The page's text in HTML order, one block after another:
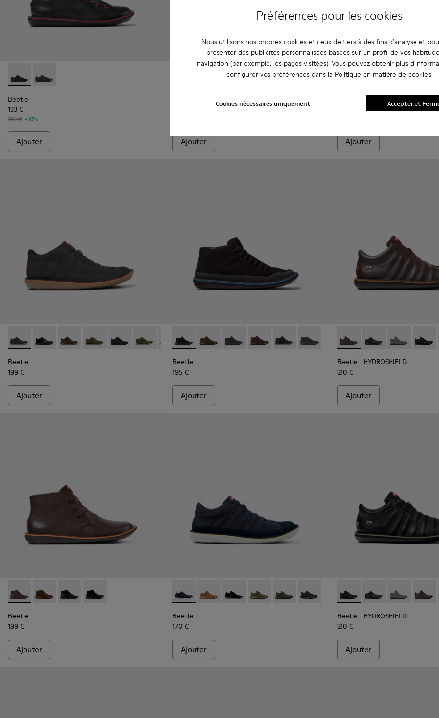
Préférences pour les cookies
Nous utilisons nos propres cookies et ceux de tiers à des fins d'analyse et
présenter des publicités personnalisées basées sur un profil de vos
navigation (par exemple, les pages visitées). Vous pouvez obtenir plus
configurer vos préférences dans la Politique en matière de cookies.
Cookies nécessaires uniquement Accepter et
Beetle - 18648-074 - Chaussures en cuir noir pour homme.
Beetle - 18648-071 - Chaussures en cuir velours gris pour homme.
Beetle
133 €
190 € -30%
Ajouter
Beetle - K300327-012 - Bottines grises en textile et cuir nubuck Pour homme.
Beetle - K300327-020 - Bottines grises en textile et cuir nubuck Pour
Ajouter
Beetle - 18648-071 -
Beetle - 18648-074 -
Ajouter
Beetle - 36678-086 - Bottines en nubuck gris pour homme.
Beetle - 36678-094 - Bottines en cuir noir pour homme.
Beetle - 36678-090 - Bottines en nubuck marron pour homme.
Beetle - 36678-087 - Bottines en nubuck vert pour homme.
Beetle - 36678-083 - Baskets en cuir noir
Beetle - 36678-082 - Baskets en nubuck vert
Beetle - 36678-066 - Blue
Beetle - 36678-061 - Blue
Beetle
199 €
Ajouter
Beetle - K300453-011 - Bottines noires en tissu et nubuck pour homme.
Beetle - K300453-012 - Bottines vertes en tissu et nubuck pour
Beetle - K300453-007
Beetle - K300453-006
Beetle - K300453-005 - Bottines noires en
Beetle - K300453-001 - Bottines gris
Beetle
195 €
Ajouter
Beetle - HYDROSHIELD -
Beetle -Beetle -
Beetle - HYDROSHIELD
210 €
Ajouter
Beetle - 36530-060 - Bottines en cuir marron pour homme.
Beetle - 36530-059 - Bottines en nubuck marron pour homme
Beetle - 36530-058 - Bottines en cuir noir pour homme
Beetle - 36530-008 - Bottines en cuir noir pour homme.
Beetle
199 €
Ajouter
Beetle - 36791-077 - Bottines bleues en coton recyclé et nubuck pour
Beetle - 36791-081 - Bottines en textile et cuir nubuck marron Pour
Beetle - 36791-080 - Bottines en textile et cuir nubuck noires
Beetle - 36791-079 - Bottines en textile et cuir
Beetle - 36791-076 - Bottines vertes en coton
Beetle - 36791-001 - Chaussures gris
Beetle
170 €
Ajouter
Beetle - HYDROSHIELD -
Beetle -Beetle -Beetle
Beetle - HYDROSHIELD
210 €
Ajouter